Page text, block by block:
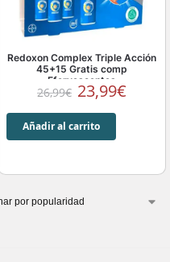
Redoxon Complex Triple Acción
45+15 Gratis comp
Efervescentes
26,99€ 23,99€
Añadir al carrito